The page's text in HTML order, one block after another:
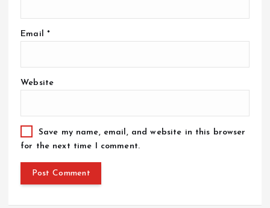
Email *
Website
Save my name, email, and website in this browser
for the next time I comment.